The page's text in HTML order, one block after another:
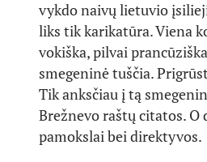
vykdo naivų lietuvio
liks tik karikatūra. Viena
vokiška, pilvai
smegeninė tuščia.
Tik anksčiau į tą
Brežnevo raštų citatos. O
pamokslai bei direktyvos.